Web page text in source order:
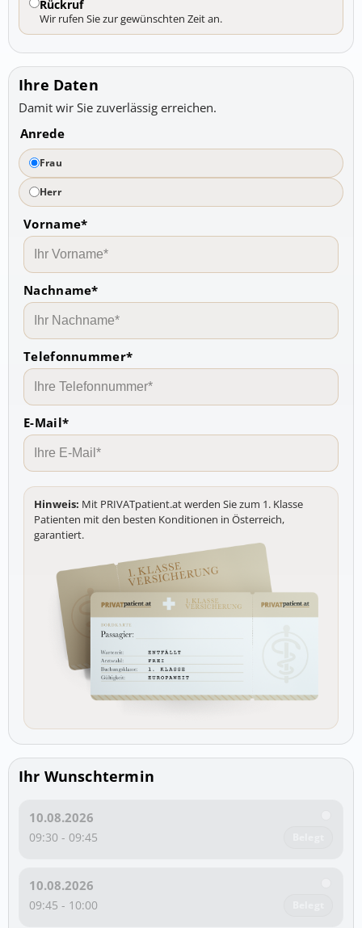
Rückruf
Wir rufen Sie zur gewünschten Zeit an.
Ihre Daten
Damit wir Sie zuverlässig erreichen.
Anrede
Frau
Herr
Vorname*
Nachname*
Telefonnummer*
E-Mail*
Hinweis: Mit PRIVATpatient.at werden Sie zum 1. Klasse
Patienten mit den besten Konditionen in Österreich,
garantiert.
Ihr Wunschtermin
10.08.2026
09:30 - 09:45
10.08.2026
09:45 - 10:00